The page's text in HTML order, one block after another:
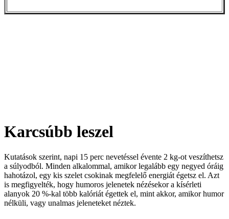
Karcsúbb leszel
Kutatások szerint, napi 15 perc nevetéssel évente 2 kg-ot veszíthetsz
a súlyodból. Minden alkalommal, amikor legalább egy negyed óráig
hahotázol, egy kis szelet csokinak megfelelő energiát égetsz el. Azt
is megfigyelték, hogy humoros jelenetek nézésekor a kísérleti
alanyok 20 %-kal több kalóriát égettek el, mint akkor, amikor humor
nélküli, vagy unalmas jeleneteket néztek.